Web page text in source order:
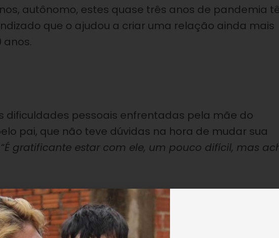
autônomo, estes quase três anos de pandemia
que o ajudou a criar uma relação ainda mais
anos.
dificuldades pessoais enfrentadas pela mãe do
pai, que não teve dúvidas na hora de mudar sua
“É gratificante estar com ele, um pouco difícil, mas
adaptar os horários para acompanhar ao máximo a
na parte da tarde, a fim de poder levá-lo à
de descanso do serviço, buscá-lo na